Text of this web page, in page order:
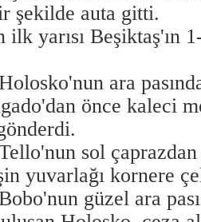
şekilde auta gitti.
yarısı Beşiktaş'ın
ara
önce kaleci
sol çaprazdan
yuvarlağı kornere
güzel ara pası